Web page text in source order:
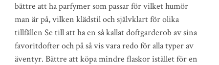
bättre att ha parfymer som passar för vilket humör
man är på, vilken klädstil och självklart för olika
tillfällen Se till att ha en så kallat doftgarderob av sina
favoritdofter och på så vis vara redo för alla typer av
äventyr. Bättre att köpa mindre flaskor istället för en